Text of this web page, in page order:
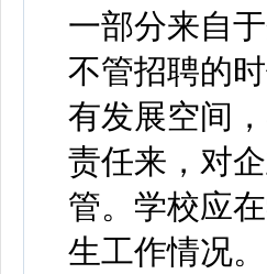
一部分来自
不管招聘的
有发展空间
责任来，对
管。学校应
生工作情况。